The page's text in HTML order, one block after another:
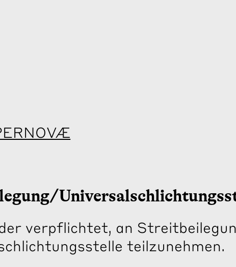
verpflichtet, an
teilzunehmen.